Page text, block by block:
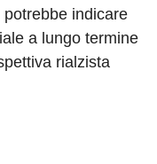
indicare
a lungo termine
rialzista